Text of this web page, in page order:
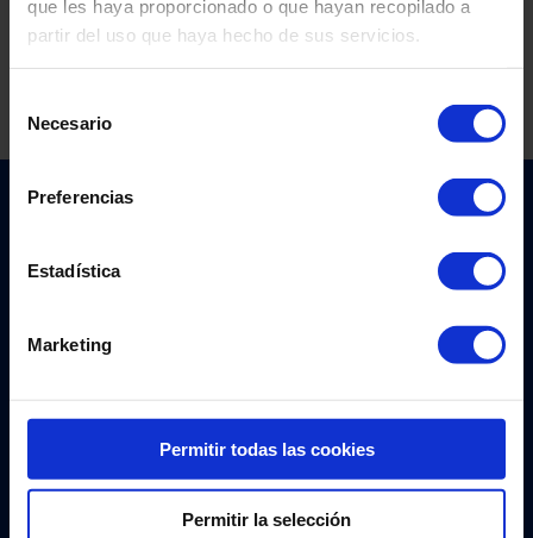
que les haya proporcionado o que hayan recopilado a
partir del uso que haya hecho de sus servicios.
consentimiento
Necesario
Preferencias
Estadística
Marketing
Permitir todas las cookies
Permitir la selección
archivos CSV
Envíanos este formulario y contactaremos
Nombre*